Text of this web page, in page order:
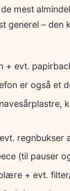
mest
generel – den
+ evt.
er også et
(til pauser
+ evt.